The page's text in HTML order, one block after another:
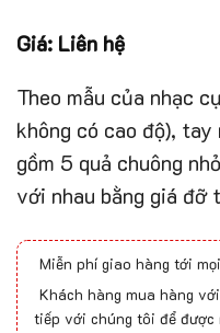
Giá: Liên hệ
Theo mẫu của nhạc
không có cao độ), tay
gồm 5 quả chuông
với nhau bằng giá đỡ
Miễn phí giao hàng tới
Khách hàng mua hàng
tiếp với chúng tôi để